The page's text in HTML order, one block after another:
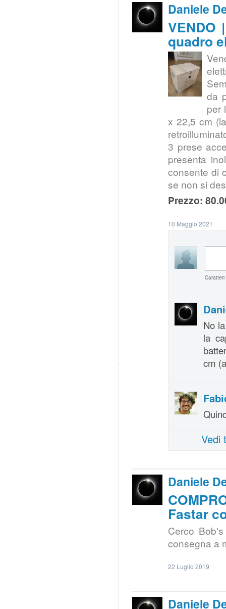
Daniele
VENDO
quadro
da
per
x 22,5 cm
3 prese
presenta
consente di
se non si
Prezzo:
10 Maggio 2021
No
la
cm
Vedi
Daniele
Fastar
Cerco
consegna a
22 Luglio 2019
Daniele